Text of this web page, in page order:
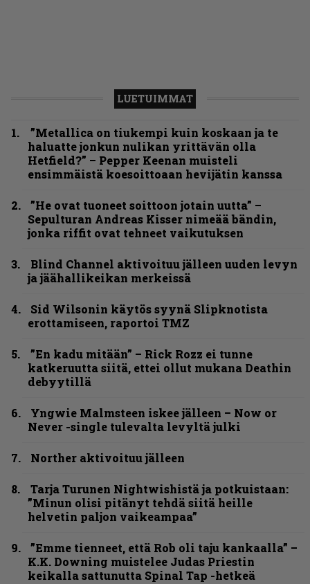
LUETUIMMAT
”Metallica on tiukempi kuin koskaan ja te
haluatte jonkun nulikan yrittävän olla
Hetfield?” – Pepper Keenan muisteli
ensimmäistä koesoittoaan hevijätin kanssa
”He ovat tuoneet soittoon jotain uutta” –
Sepulturan Andreas Kisser nimeää bändin,
jonka riffit ovat tehneet vaikutuksen
Blind Channel aktivoituu jälleen uuden levyn
ja jäähallikeikan merkeissä
Sid Wilsonin käytös syynä Slipknotista
erottamiseen, raportoi TMZ
”En kadu mitään” – Rick Rozz ei tunne
katkeruutta siitä, ettei ollut mukana Deathin
debyytillä
Yngwie Malmsteen iskee jälleen – Now or
Never -single tulevalta levyltä julki
Norther aktivoituu jälleen
Tarja Turunen Nightwishistä ja potkuistaan:
”Minun olisi pitänyt tehdä siitä heille
helvetin paljon vaikeampaa”
”Emme tienneet, että Rob oli taju kankaalla” –
K.K. Downing muistelee Judas Priestin
keikalla sattunutta Spinal Tap -hetkeä